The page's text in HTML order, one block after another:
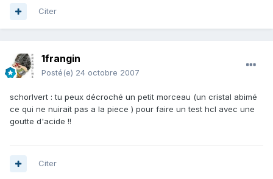
Citer
1frangin
Posté(e) 24 octobre 2007
schorlvert : tu peux décroché un petit morceau (un cristal abimé
ce qui ne nuirait pas a la piece ) pour faire un test hcl avec une
goutte d'acide !!
Citer